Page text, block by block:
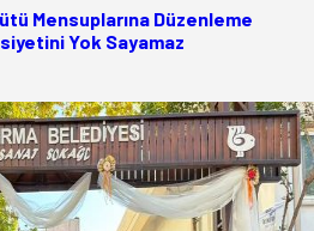
Mensuplarına Düzenleme
Yok Sayamaz